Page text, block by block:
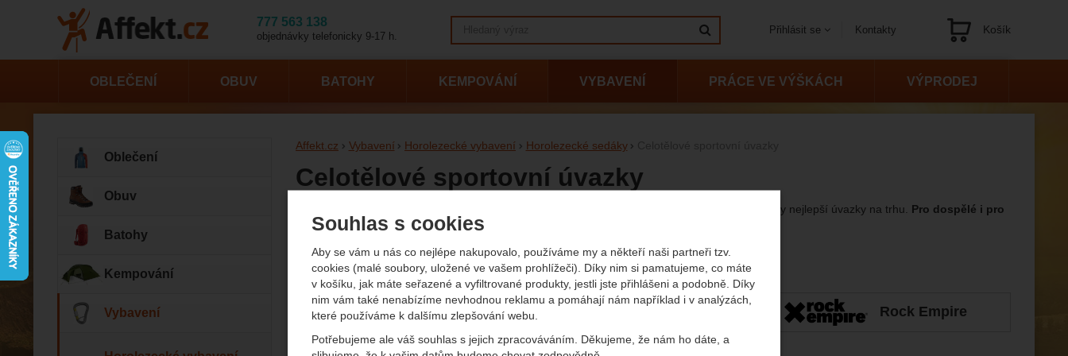
Souhlas s cookies
Aby se vám u nás co nejlépe nakupovalo, používáme my a někteří naši partneři tzv.
cookies (malé soubory, uložené ve vašem prohlížeči). Díky nim si pamatujeme, co máte
v košíku, jak máte seřazené a vyfiltrované produkty, jestli jste přihlášeni a podobně. Díky
nim vám také nenabízíme nevhodnou reklamu a pomáhají nám například i v analýzách,
které používáme k dalšímu zlepšování webu.
Potřebujeme ale váš souhlas s jejich zpracováváním. Děkujeme, že nám ho dáte, a
Affekt.cz Vybavení Horolezecké vybavení Horolezecké sedáky
Celotělové sportovní úvazky
Vybrat správný horolezecký celotělový úvazek nemusí být zdlouhavé. V naší nabídce naleznete ty nejlepší úvazky na trhu. Pro dospělé i pro
děti.
Zobrazit více
Oblíbené značky
Singing Rock Rock Empire
OBLEČENÍ OBUV BATOHY KEMPOVÁNÍ VYBAVENÍ PRÁCE VE VÝŠKÁCH VÝPRODEJ
Oblečení
Obuv
Batohy
Kempování
Vybavení
777 563 138
objednávky telefonicky 9-17 h.
Kontakty
Přihlásit se Košík